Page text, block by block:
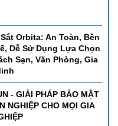
Orbita: An Toàn, Bền
Dễ Sử Dụng Lựa Chọn
Sạn, Văn Phòng, Gia
- GIẢI PHÁP BẢO MẬT
NGHIỆP CHO MỌI GIA